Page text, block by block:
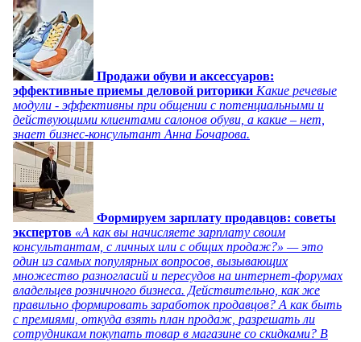
Продажи обуви и аксессуаров:
эффективные приемы деловой риторики Какие речевые
модули - эффективны при общении с потенциальными и
действующими клиентами салонов обуви, а какие – нет,
знает бизнес-консультант Анна Бочарова.
Формируем зарплату продавцов: советы
экспертов «А как вы начисляете зарплату своим
консультантам, с личных или с общих продаж?» — это
один из самых популярных вопросов, вызывающих
множество разногласий и пересудов на интернет-форумах
владельцев розничного бизнеса. Действительно, как же
правильно формировать заработок продавцов? А как быть
с премиями, откуда взять план продаж, разрешать ли
сотрудникам покупать товар в магазине со скидками? В